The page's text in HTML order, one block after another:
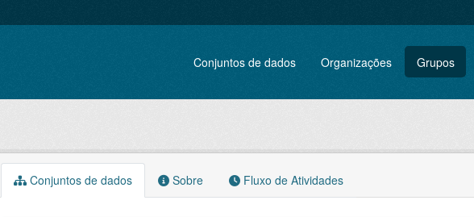
Conjuntos de dados Organizações Grupos
Conjuntos de dados Sobre Fluxo de Atividades